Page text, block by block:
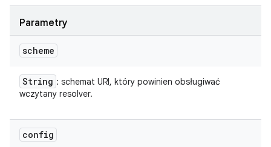
Parametry
scheme
String : schemat URI, który powinien obsługiwać
wczytany resolver.
config